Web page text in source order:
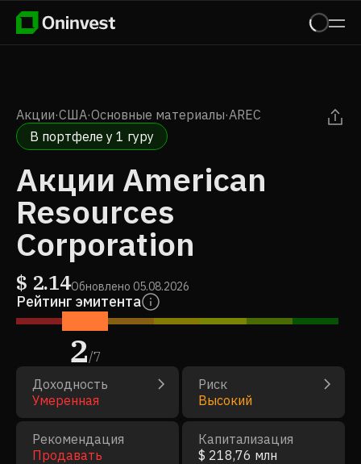
Акции·США·Основные материалы·AREC
В портфеле у 1 гуру
Акции American
Resources
Corporation
$ 2.14Обновлено 05.08.2026
Рейтинг эмитента
2/7
Доходность
Умеренная
Риск
Высокий
Рекомендация
Продавать
Капитализация
$ 218,76 млн